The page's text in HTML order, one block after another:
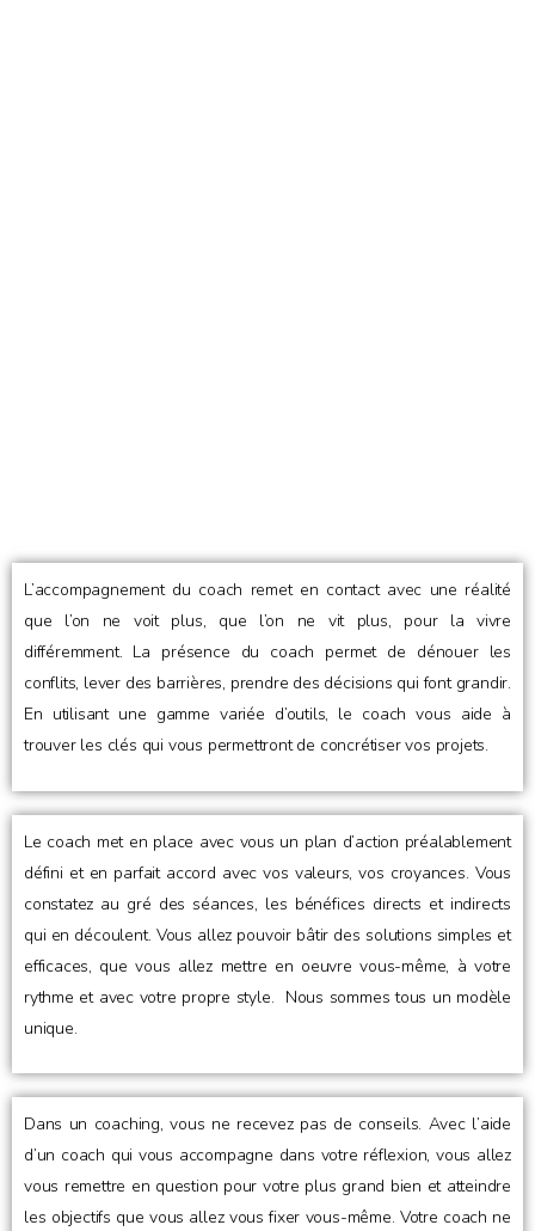
L’accompagnement du coach remet en contact avec une réalité
que l’on ne voit plus, que l’on ne vit plus, pour la vivre
différemment. La présence du coach permet de dénouer les
conflits, lever des barrières, prendre des décisions qui font grandir.
En utilisant une gamme variée d’outils, le coach vous aide à
trouver les clés qui vous permettront de concrétiser vos projets.
Le coach met en place avec vous un plan d’action préalablement
défini et en parfait accord avec vos valeurs, vos croyances. Vous
constatez au gré des séances, les bénéfices directs et indirects
qui en découlent. Vous allez pouvoir bâtir des solutions simples et
efficaces, que vous allez mettre en oeuvre vous-même, à votre
rythme et avec votre propre style. Nous sommes tous un modèle
unique.
Dans un coaching, vous ne recevez pas de conseils. Avec l’aide
d’un coach qui vous accompagne dans votre réflexion, vous allez
vous remettre en question pour votre plus grand bien et atteindre
les objectifs que vous allez vous fixer vous-même. Votre coach ne